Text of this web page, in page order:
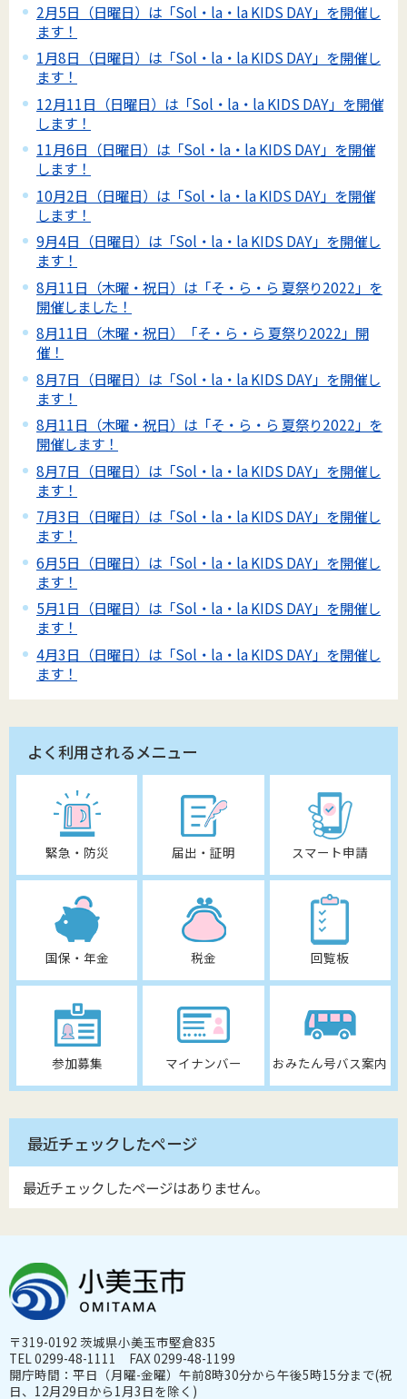
2月5日（日曜日）は「Sol・la・la KIDS DAY」を開催し
ます！
1月8日（日曜日）は「Sol・la・la KIDS DAY」を開催し
ます！
12月11日（日曜日）は「Sol・la・la KIDS DAY」を開催
します！
11月6日（日曜日）は「Sol・la・la KIDS DAY」を開催
します！
10月2日（日曜日）は「Sol・la・la KIDS DAY」を開催
します！
9月4日（日曜日）は「Sol・la・la KIDS DAY」を開催し
ます！
8月11日（木曜・祝日）は「そ・ら・ら 夏祭り2022」を
開催しました！
8月11日（木曜・祝日）「そ・ら・ら 夏祭り2022」開
催！
8月7日（日曜日）は「Sol・la・la KIDS DAY」を開催し
ます！
8月11日（木曜・祝日）は「そ・ら・ら 夏祭り2022」を
開催します！
8月7日（日曜日）は「Sol・la・la KIDS DAY」を開催し
ます！
7月3日（日曜日）は「Sol・la・la KIDS DAY」を開催し
ます！
6月5日（日曜日）は「Sol・la・la KIDS DAY」を開催し
ます！
5月1日（日曜日）は「Sol・la・la KIDS DAY」を開催し
ます！
4月3日（日曜日）は「Sol・la・la KIDS DAY」を開催し
ます！
よく利用されるメニュー
緊急・防災 届出・証明 スマート申請
国保・年金 税金 回覧板
参加募集 マイナンバー おみたん号バス案内
最近チェックしたページ
最近チェックしたページはありません。
〒319-0192 茨城県小美玉市堅倉835
TEL 0299-48-1111 FAX 0299-48-1199
開庁時間：平日（月曜-金曜）午前8時30分から午後5時15分まで(祝
日、12月29日から1月3日を除く)